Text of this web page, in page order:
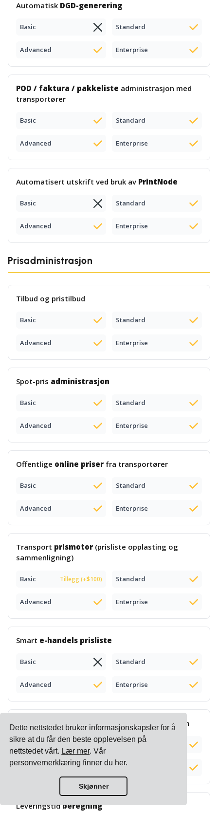
Dette nettstedet bruker informasjonskapsler for å
sikre at du får den beste opplevelsen på
nettstedet vårt. Lær mer. Vår
personvernerklæring finner du her.
Skjønner
Automatisk DGD-generering
Basic Standard
Advanced Enterprise
POD / faktura / pakkeliste administrasjon med
transportører
Basic Standard
Advanced Enterprise
Automatisert utskrift ved bruk av PrintNode
Basic Standard
Advanced Enterprise
Prisadministrasjon
Tilbud og pristilbud
Basic Standard
Advanced Enterprise
Spot-pris administrasjon
Basic Standard
Advanced Enterprise
Offentlige online priser fra transportører
Basic Standard
Advanced Enterprise
Transport prismotor (prisliste opplasting og
sammenligning)
Basic Tillegg (+$100) Standard
Advanced Enterprise
Smart e-handels prisliste
Basic Standard
Advanced Enterprise
Kompleks tilleggsberegning og administrasjon
Basic Standard
Advanced Enterprise
Leveringstidberegning